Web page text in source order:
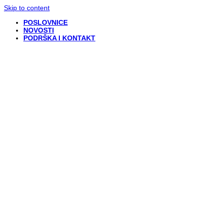
Skip to content
POSLOVNICE
NOVOSTI
PODRŠKA I KONTAKT